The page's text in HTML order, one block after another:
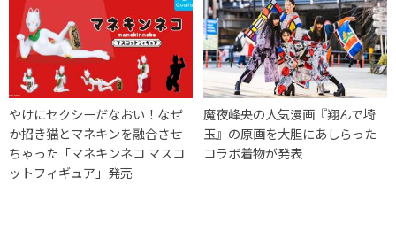
やけにセクシーだなおい！なぜ
か招き猫とマネキンを融合させ
ちゃった「マネキンネコ マスコ
ットフィギュア」発売
魔夜峰央の人気漫画『翔んで埼
玉』の原画を大胆にあしらった
コラボ着物が発表